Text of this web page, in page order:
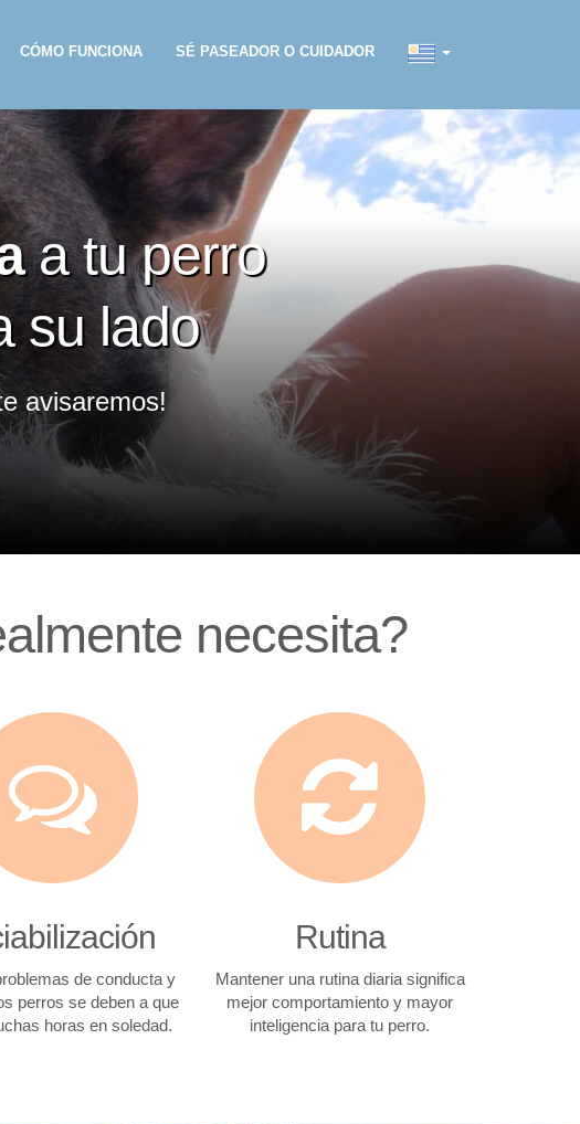
CÓMO FUNCIONA SÉ PASEADOR O CUIDADOR
a tu perro
su lado
avisaremos!
necesita?
de conducta y
perros se deben a que
horas en soledad.
Rutina
Mantener una rutina diaria significa
mejor comportamiento y mayor
inteligencia para tu perro.